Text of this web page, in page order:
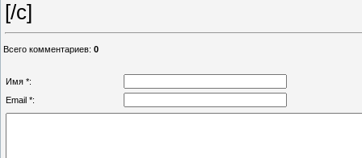
[/c]
Всего комментариев: 0
Имя *:
Email *: